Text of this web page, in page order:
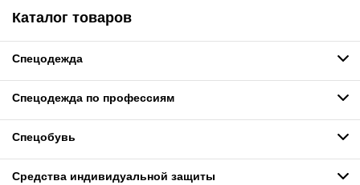
Каталог товаров
Спецодежда
Спецодежда по профессиям
Спецобувь
Средства индивидуальной защиты